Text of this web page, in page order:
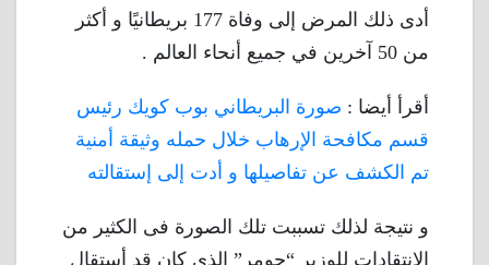
أدى ذلك المرض إلى وفاة 177 بريطانيًا و أكثر
من 50 آخرين في جميع أنحاء العالم .
أقرأ أيضا : صورة البريطاني بوب كويك رئيس
قسم مكافحة الإرهاب خلال حمله وثيقة أمنية
تم الكشف عن تفاصيلها و أدت إلى إستقالته
و نتيجة لذلك تسببت تلك الصورة فى الكثير من
الإنتقادات للوزير “جومر” الذى كان قد أستقال